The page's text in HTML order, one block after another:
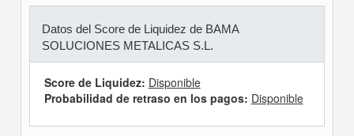
Datos del Score de Liquidez de BAMA
SOLUCIONES METALICAS S.L.
Score de Liquidez: Disponible
Probabilidad de retraso en los pagos: Disponible